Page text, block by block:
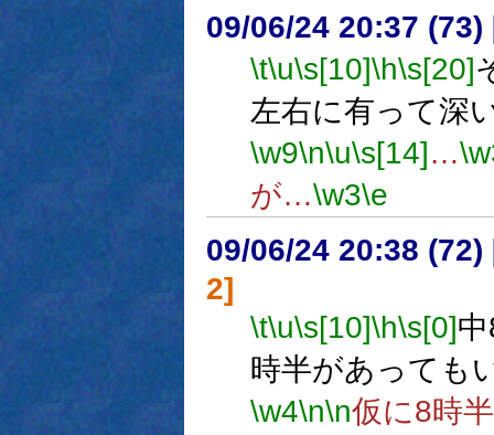
09/06/24 20:37 (73)
\t\u\s[10]\h\s[20]
左右に有って深
\w9\n\u\s[14]…
が…\w3\e
09/06/24 20:38 (72)
2]
\t\u\s[10]\h\s[0]
時半があっても
\w4\n\n仮に8時